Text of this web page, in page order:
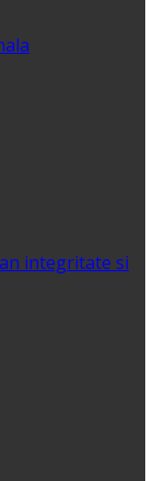
integritate si